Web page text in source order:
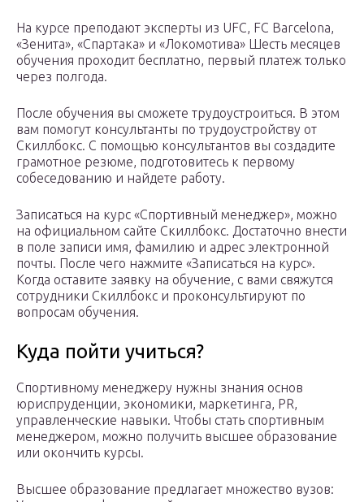
На курсе преподают эксперты из UFC, FC Barcelona,
«Зенита», «Спартака» и «Локомотива» Шесть месяцев
обучения проходит бесплатно, первый платеж только
через полгода.
После обучения вы сможете трудоустроиться. В этом
вам помогут консультанты по трудоустройству от
Скиллбокс. С помощью консультантов вы создадите
грамотное резюме, подготовитесь к первому
собеседованию и найдете работу.
Записаться на курс «Спортивный менеджер», можно
на официальном сайте Скиллбокс. Достаточно внести
в поле записи имя, фамилию и адрес электронной
почты. После чего нажмите «Записаться на курс».
Когда оставите заявку на обучение, с вами свяжутся
сотрудники Скиллбокс и проконсультируют по
вопросам обучения.
Куда пойти учиться?
Спортивному менеджеру нужны знания основ
юриспруденции, экономики, маркетинга, PR,
управленческие навыки. Чтобы стать спортивным
менеджером, можно получить высшее образование
или окончить курсы.
Высшее образование предлагает множество вузов: